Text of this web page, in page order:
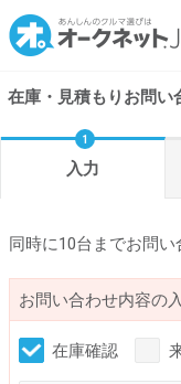
在庫・見積もりお問い
入力
同時に10台までお問い
お問い合わせ内容の
在庫確認